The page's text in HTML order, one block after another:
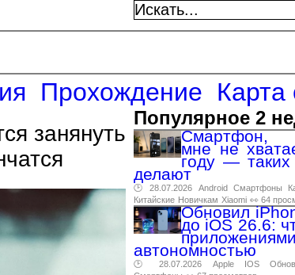
Прохождение Карта
занянуть
Популярное 2
Смартфон,
мне не
году —
делают
🕑 28.07.2026 Android Смартфоны
Китайские Новичкам Xiaomi 👀 64
Обновил
до iOS 26.6:
автономностью
🕑 28.07.2026 Apple IOS